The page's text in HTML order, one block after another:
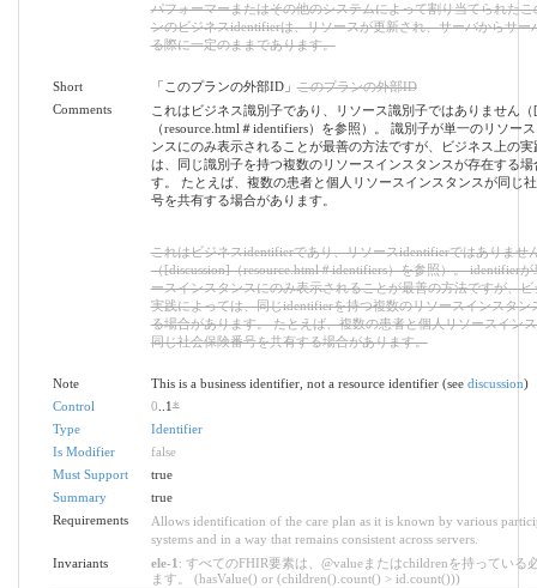
パフォーマーまたはその他のシステムによって割り当てられたこ
ンのビジネスidentifierは、リソースが更新され、サーバからサー
る際に一定のままであります。
Short 「このプランの外部ID」このプランの外部ID
Comments
これはビジネス識別子であり、リソース識別子ではありません（
（resource.html＃identifiers）を参照）。 識別子が単一のリソー
ンスにのみ表示されることが最善の方法ですが、ビジネス上の実
は、同じ識別子を持つ複数のリソースインスタンスが存在する場
す。 たとえば、複数の患者と個人リソースインスタンスが同じ
号を共有する場合があります。
これはビジネスidentifierであり、リソースidentifierではありませ
（[discussion]（resource.html＃identifiers）を参照）。 identifier
ースインスタンスにのみ表示されることが最善の方法ですが、ビ
実践によっては、同じidentifierを持つ複数のリソースインスタン
る場合があります。 たとえば、複数の患者と個人リソースイン
同じ社会保険番号を共有する場合があります。
Note This is a business identifier, not a resource identifier (see discussion)
Control
0 ..1*
Type
Identifier
Is Modifier
false
Must Support
true
Summary
true
Requirements
Allows identification of the care plan as it is known by various
systems and in a way that remains consistent across servers.
Invariants
ele-1 : すべてのFHIR要素は、@valueまたはchildrenを持っている
ます。 (hasValue() or (children().count() > id.count()))